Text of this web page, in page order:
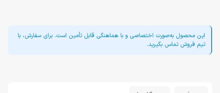
این محصول به‌صورت اختصاصی و با هماهنگی قابل تأمین است. برای سفارش، با
تیم فروش تماس بگیرید.